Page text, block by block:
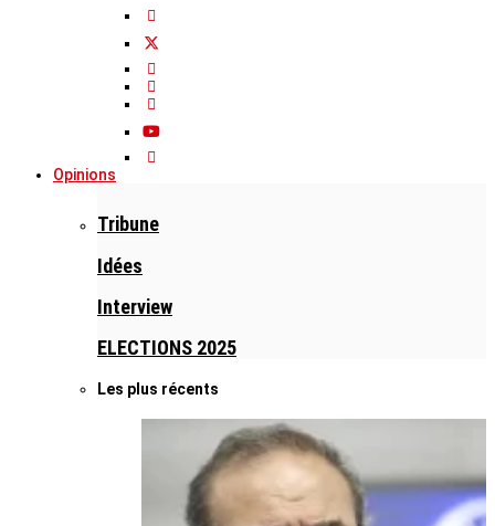
Opinions
Tribune
Idées
Interview
ELECTIONS 2025
Les plus récents